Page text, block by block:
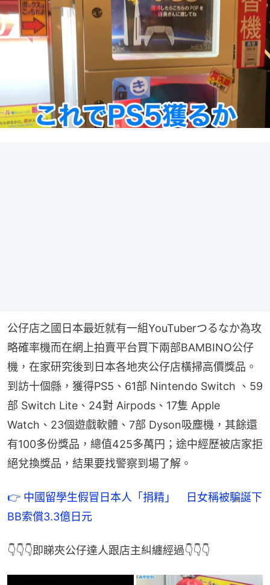
公仔店之國日本最近就有一組YouTuberつるなか為攻
略確率機而在網上拍賣平台買下兩部BAMBINO公仔
機，在家研究後到日本各地夾公仔店橫掃高價獎品。
到訪十個縣，獲得PS5、61部 Nintendo Switch 、59
部 Switch Lite、24對 Airpods、17隻 Apple
Watch、23個遊戲軟體、7部 Dyson吸塵機，其餘還
有100多份獎品，總值425多萬円；途中經歷被店家拒
絕兌換獎品，結果要找警察到場了解。
👉 中國留學生假冒日本人「捐精」　日女稱被騙誕下
BB索償3.3億日元
👇👇👇即睇夾公仔達人跟店主糾纏經過👇👇👇